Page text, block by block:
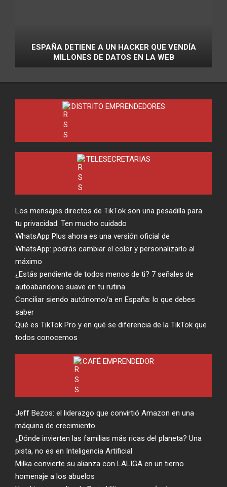
ESPAÑA DETIENE A UN HACKER QUE VENDÍA
MILLONES DE DATOS EN LA WEB
DISTRITO EMPRENDEDORES
TELESECRETARIAS
Los mensajes directos de TikTok son una pesadilla para
tu privacidad. Ten mucho cuidado
WhatsApp Plus ahora es una versión oficial de
WhatsApp: podrás cambiar el color y personalizarlo al
máximo
¿Estás pendiente de todos menos de ti? 7 señales de
autoabandono suave en tu rutina
Conciliar siendo autónomo/a en España: lo que debes
saber
Qué es TikTok Pro y en qué se diferencia de la TikTok que
todos conocemos
CAFÉ EMPRENDEDOR
Jeff Bezos: el liderazgo que convirtió Amazon en una
máquina de crecimiento
¿Dónde invierten las familias más ricas del planeta? Una
pista, no es en Inteligencia Artificial
Milka convierte su alianza con LALIGA en un tierno
homenaje a los abuelos